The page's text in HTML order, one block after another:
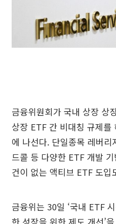
금융위원회가 국내 상장 상
상장 ETF 간 비대칭 규제를
에 나선다. 단일종목 레버
드콜 등 다양한 ETF 개발
건이 없는 액티브 ETF 도입
금융위는 30일 ‘국내 ETF
한 성장을 위한 제도 개선’